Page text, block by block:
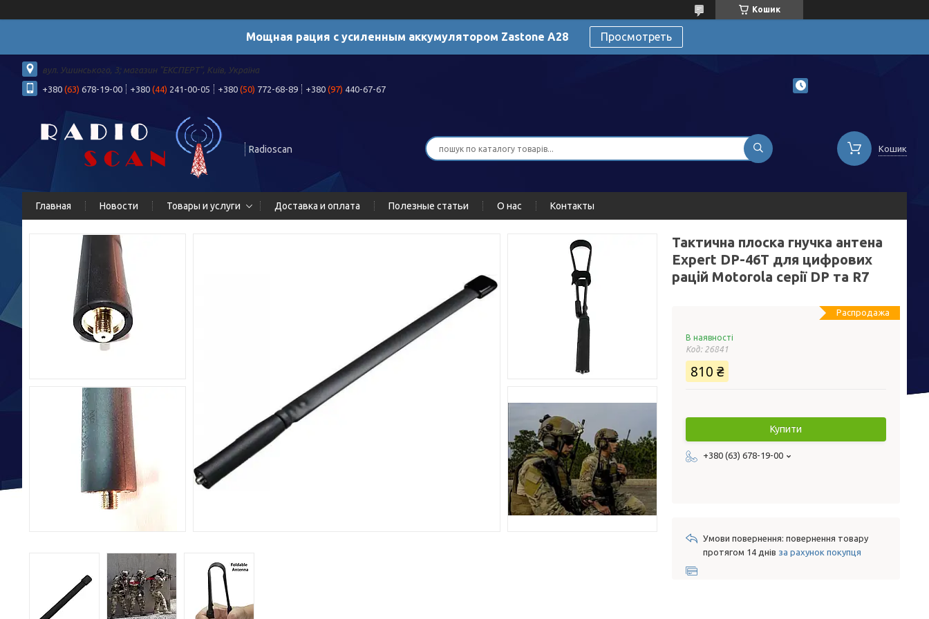
Кошик
Мощная рация с усиленным аккумулятором Zastone A28 Просмотреть
вул. Ушинського, 3; магазин "ЕКСПЕРТ", Київ, Україна
+380 (63) 678-19-00 +380 (44) 241-00-05 +380 (50) 772-68-89 +380 (97) 440-67-67
Radioscan Кошик
Главная Новости Товары и услуги Доставка и оплата Полезные статьи О нас Контакты
Тактична плоска гнучка антена
Expert DP-46T для цифрових
рацій Motorola серії DP та R7
Распродажа
В наявності
Код: 26841
810 ₴
Купити
+380 (63) 678-19-00
повернення товару
протягом 14 днів за рахунок покупця